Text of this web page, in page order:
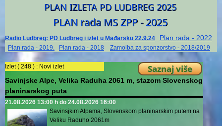
PLAN IZLETA PD LUDBREG 2025
PLAN rada MS ZPP - 2025
Radio Ludbreg: PD Ludbreg i izlet u Mađarsku 22.9.24 Plan rada - 2022
Plan rada - 2019. Plan rada - 2018 Zamolba za sponzorstvo - 2018/2019
Izlet ( 248 ) : Novi izlet Saznaj više
Savinjske Alpe, Velika Raduha 2061 m, stazom Slovenskog
planinarskog puta
21.08.2026 13:00 h do 24.08.2026 16:00
Savinsjkim Alpama, Slovenskom planinarskim putem na
Veliku Raduho 2061m